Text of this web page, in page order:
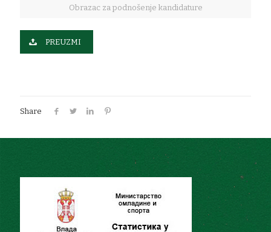
Obrazac za podnošenje kandidature
PREUZMI
Share